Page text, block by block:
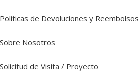
Políticas de Devoluciones y Reembolsos
Sobre Nosotros
Solicitud de Visita / Proyecto